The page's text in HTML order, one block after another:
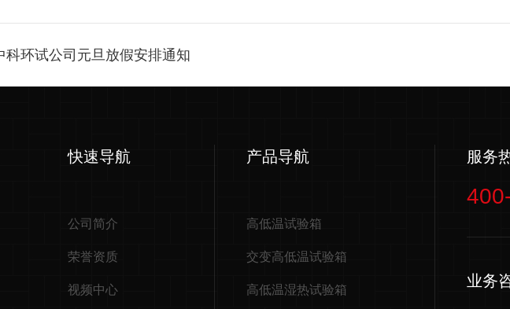
科环试公司元旦放假安排通知
快速导航
公司简介
荣誉资质
视频中心
产品导航
高低温试验箱
交变高低温试验箱
高低温湿热试验箱
服务
业务